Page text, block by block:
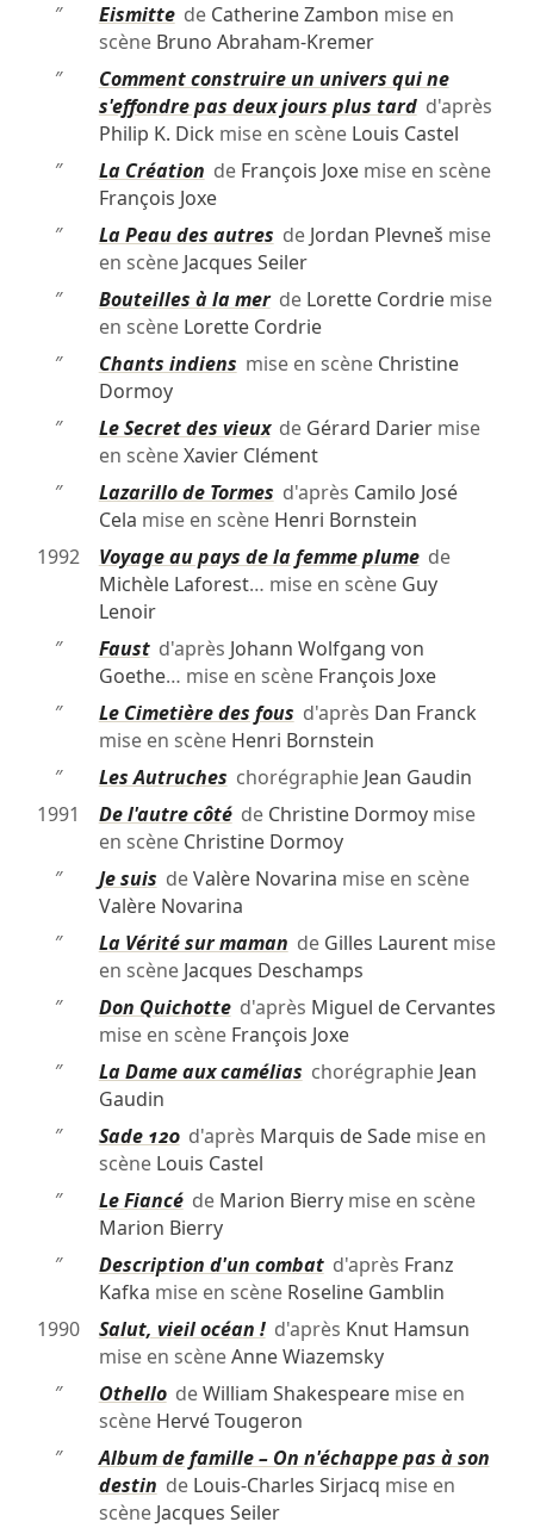
″
Eismittede Catherine Zambon mise en
scène Bruno Abraham-Kremer
″
Comment construire un univers qui ne
s'effondre pas deux jours plus tardd'après
Philip K. Dick mise en scène Louis Castel
″
La Création de François Joxemise en scène
François Joxe
″
La Peau des autres de Jordan Plevneš mise
en scène Jacques Seiler
″
Bouteilles à la merde Lorette Cordriemise
en scène Lorette Cordrie
″
Chants indiens mise en scène Christine
Dormoy
″
Le Secret des vieuxde Gérard Dariermise
en scèneXavier Clément
″
Lazarillo de Tormes d'après Camilo José
Cela mise en scène Henri Bornstein
1992
Voyage au pays de la femme plumede
Michèle Laforest… mise en scène Guy
Lenoir
″
Faustd'après Johann Wolfgang von
Goethe… mise en scène François Joxe
″
Le Cimetière des fous d'après Dan Franck
mise en scène Henri Bornstein
″
Les Autruches chorégraphie Jean Gaudin
1991
De l'autre côtéde Christine Dormoymise
en scène Christine Dormoy
″
Je suis deValère Novarina mise en scène
Valère Novarina
″
La Vérité sur maman de Gilles Laurentmise
en scène Jacques Deschamps
″
Don Quichotted'après Miguel de Cervantes
mise en scène François Joxe
″
La Dame aux camélias chorégraphie Jean
Gaudin
″
Sade 120d'après Marquis de Sademise en
scène Louis Castel
″
Le Fiancéde Marion Bierrymise en scène
Marion Bierry
″
Description d'un combatd'après Franz
Kafka mise en scène Roseline Gamblin
1990
Salut, vieil océan !d'après Knut Hamsun
mise en scèneAnne Wiazemsky
″
OthellodeWilliam Shakespearemise en
scène Hervé Tougeron
″
Album de famille – On n'échappe pas à son
destin de Louis-Charles Sirjacq mise en
scène Jacques Seiler